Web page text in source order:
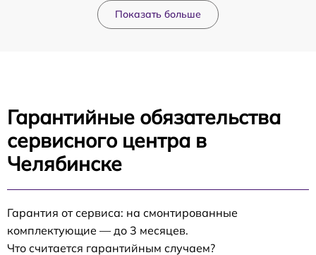
Показать больше
Гарантийные обязательства
сервисного центра в
Челябинске
Гарантия от сервиса: на смонтированные
комплектующие — до 3 месяцев.
Что считается гарантийным случаем?